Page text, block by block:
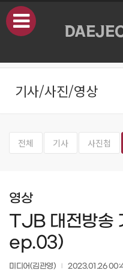
본문으로 바로가기
기사/사진/영상
전체 기사 사진첩
영상
TJB 대전방송
ep.03)
미디어(김관영) 2023.01.26